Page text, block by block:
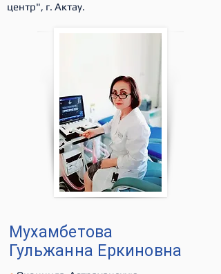
Мухамбетова
Гульжанна Еркиновна
центр", г. Актау.